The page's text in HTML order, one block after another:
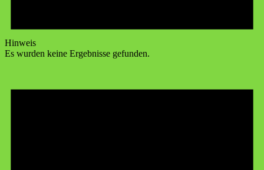
Hinweis
Es wurden keine Ergebnisse gefunden.